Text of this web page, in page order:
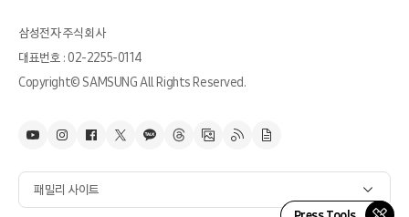
삼성전자 주식회사
대표번호 : 02-2255-0114
Copyright© SAMSUNG All Rights Reserved.
패밀리 사이트